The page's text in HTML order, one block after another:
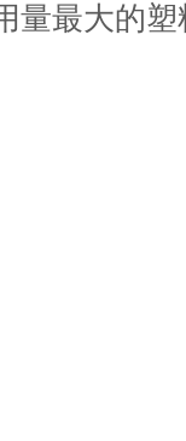
量最大的